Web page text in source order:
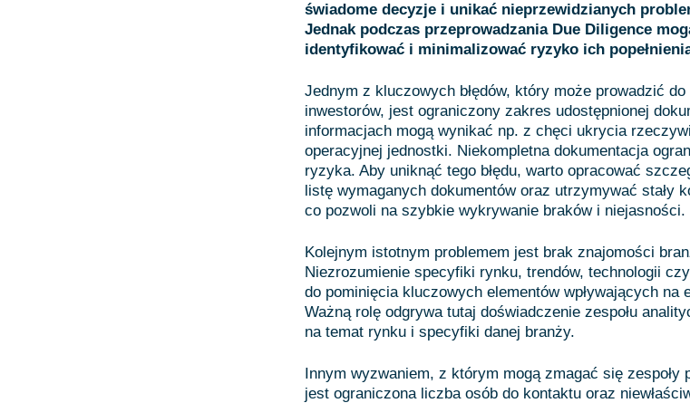
świadome decyzje i unikać nieprzewidzianych
Jednak podczas przeprowadzania Due Diligence
identyfikować i minimalizować ryzyko ich
Jednym z kluczowych błędów, który może prowadzić
inwestorów, jest ograniczony zakres udostępnionej
informacjach mogą wynikać np. z chęci ukrycia
operacyjnej jednostki. Niekompletna dokumentacja
ryzyka. Aby uniknąć tego błędu, warto opracować
listę wymaganych dokumentów oraz utrzymywać stały
co pozwoli na szybkie wykrywanie braków i niejasności.
Kolejnym istotnym problemem jest brak znajomości
Niezrozumienie specyfiki rynku, trendów, technologii
do pominięcia kluczowych elementów wpływających na
Ważną rolę odgrywa tutaj doświadczenie zespołu
na temat rynku i specyfiki danej branży.
Innym wyzwaniem, z którym mogą zmagać się zespoły
jest ograniczona liczba osób do kontaktu oraz